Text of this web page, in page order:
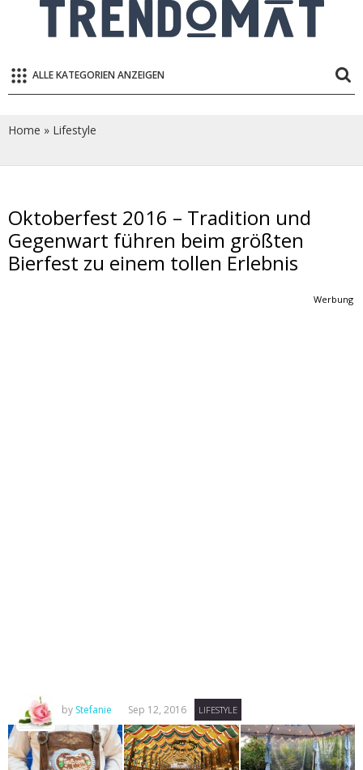
ALLE KATEGORIEN ANZEIGEN
Home » Lifestyle
Oktoberfest 2016 – Tradition und
Gegenwart führen beim größten
Bierfest zu einem tollen Erlebnis
Werbung
by Stefanie Sep 12, 2016 LIFESTYLE